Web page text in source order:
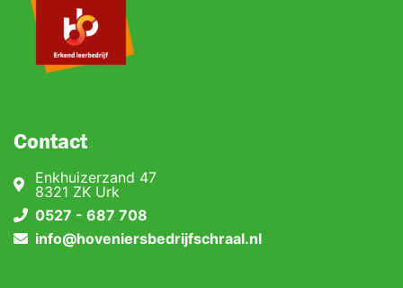
Contact
Enkhuizerzand 47
8321 ZK Urk
0527 - 687 708
info@hoveniersbedrijfschraal.nl